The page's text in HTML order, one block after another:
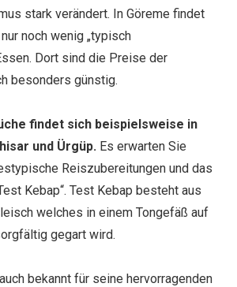
stark verändert. In Göreme findet
noch wenig „typisch
Dort sind die Preise der
besonders günstig.
findet sich beispielsweise in
und Ürgüp. Es erwarten Sie
Reiszubereitungen und das
Kebap“. Test Kebap besteht aus
welches in einem Tongefäß auf
gegart wird.
bekannt für seine hervorragenden